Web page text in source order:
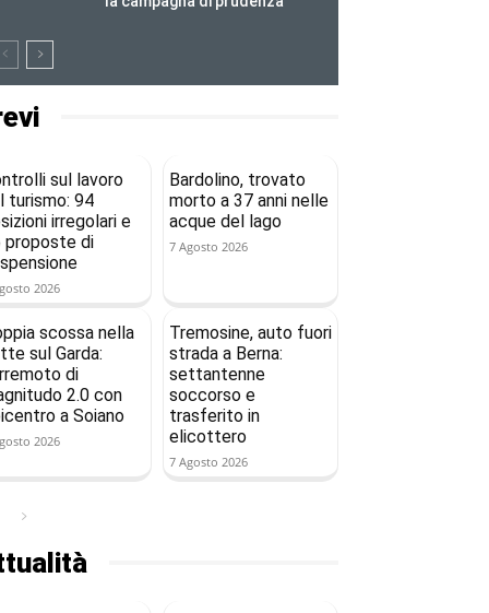
sul lavoro
turismo: 94
irregolari e
proposte di
2026
Bardolino, trovato
morto a 37 anni nelle
acque del lago
7 Agosto 2026
scossa nella
sul Garda:
di
2.0 con
a Soiano
2026
Tremosine, auto fuori
strada a Berna:
settantenne
soccorso e
trasferito in
elicottero
7 Agosto 2026